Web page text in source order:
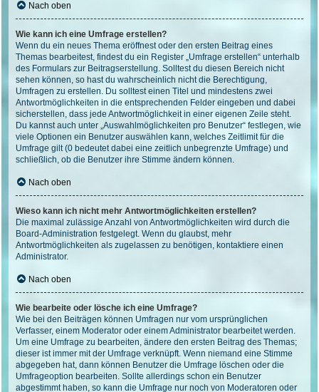
Nach oben
Wie kann ich eine Umfrage erstellen?
Wenn du ein neues Thema eröffnest oder den ersten Beitrag eines
Themas bearbeitest, findest du ein Register „Umfrage erstellen“ unterhalb
des Formulars zur Beitragserstellung. Solltest du diesen Bereich nicht
sehen können, so hast du wahrscheinlich nicht die Berechtigung,
Umfragen zu erstellen. Du solltest einen Titel und mindestens zwei
Antwortmöglichkeiten in die entsprechenden Felder eingeben und dabei
sicherstellen, dass jede Antwortmöglichkeit in einer eigenen Zeile steht.
Du kannst auch unter „Auswahlmöglichkeiten pro Benutzer“ festlegen, wie
viele Optionen ein Benutzer auswählen kann, welches Zeitlimit für die
Umfrage gilt (0 bedeutet dabei eine zeitlich unbegrenzte Umfrage) und
schließlich, ob die Benutzer ihre Stimme ändern können.
Nach oben
Wieso kann ich nicht mehr Antwortmöglichkeiten erstellen?
Die maximal zulässige Anzahl von Antwortmöglichkeiten wird durch die
Board-Administration festgelegt. Wenn du glaubst, mehr
Antwortmöglichkeiten als zugelassen zu benötigen, kontaktiere einen
Administrator.
Nach oben
Wie bearbeite oder lösche ich eine Umfrage?
Wie bei den Beiträgen können Umfragen nur vom ursprünglichen
Verfasser, einem Moderator oder einem Administrator bearbeitet werden.
Um eine Umfrage zu bearbeiten, ändere den ersten Beitrag des Themas;
dieser ist immer mit der Umfrage verknüpft. Wenn niemand eine Stimme
abgegeben hat, dann können Benutzer die Umfrage löschen oder die
Umfrageoption bearbeiten. Sollte allerdings schon ein Benutzer
abgestimmt haben, so kann die Umfrage nur noch von Moderatoren oder